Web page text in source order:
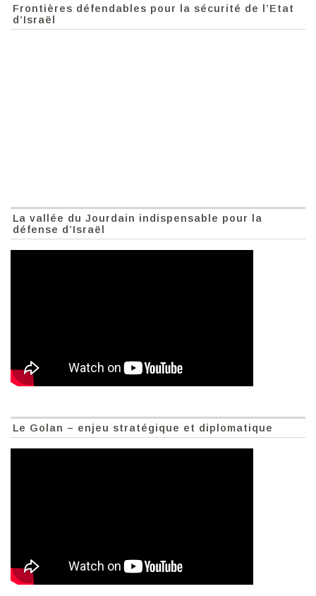
Frontières défendables pour la sécurité de l’Etat
d’Israël
La vallée du Jourdain indispensable pour la
défense d’Israël
Le Golan – enjeu stratégique et diplomatique